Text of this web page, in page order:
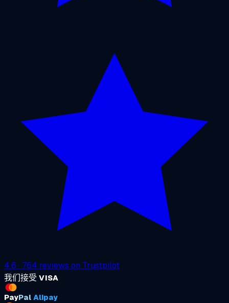
4.6 · 764 reviews on Trustpilot
我们接受 VISA
PayPal Alipay